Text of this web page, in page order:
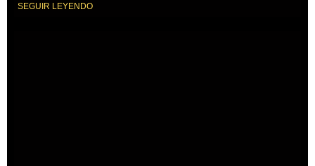
SEGUIR LEYENDO